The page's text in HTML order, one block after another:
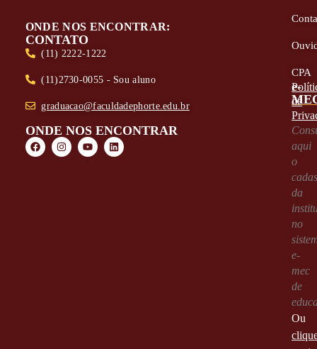
ONDE NOS ENCONTRAR:
CONTATO
(11) 2222-1222
(11)2730-0055 - Sou aluno
graduacao@faculdadephorte.edu.br
ONDE NOS ENCONTRAR
CPA
e-
aqui
o
da
no
e-
mec
de
Ou
de